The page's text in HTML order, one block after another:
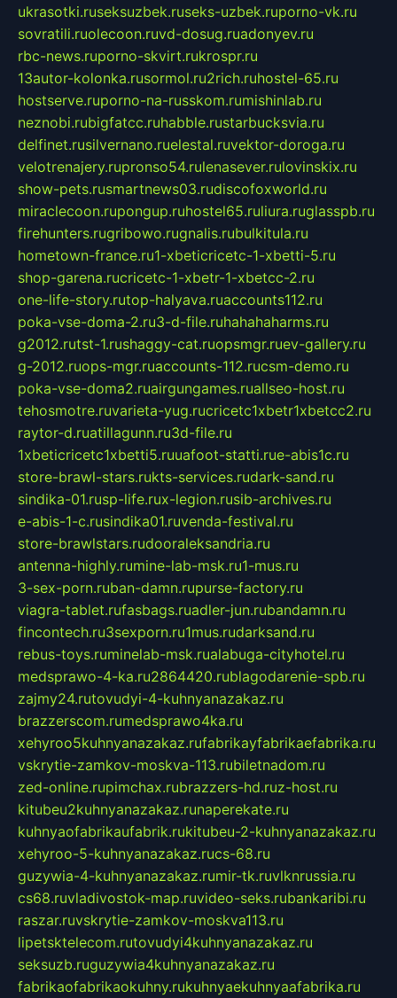
ukrasotki.ruseksuzbek.ruseks-uzbek.ruporno-vk.ru
sovratili.ruolecoon.ruvd-dosug.ruadonyev.ru
rbc-news.ruporno-skvirt.rukrospr.ru
13autor-kolonka.rusormol.ru2rich.ruhostel-65.ru
hostserve.ruporno-na-russkom.rumishinlab.ru
neznobi.rubigfatcc.ruhabble.rustarbucksvia.ru
delfinet.rusilvernano.ruelestal.ruvektor-doroga.ru
velotrenajery.rupronso54.rulenasever.rulovinskix.ru
show-pets.rusmartnews03.rudiscofoxworld.ru
miraclecoon.rupongup.ruhostel65.ruliura.ruglasspb.ru
firehunters.rugribowo.rugnalis.rubulkitula.ru
hometown-france.ru1-xbeticricetc-1-xbetti-5.ru
shop-garena.rucricetc-1-xbetr-1-xbetcc-2.ru
one-life-story.rutop-halyava.ruaccounts112.ru
poka-vse-doma-2.ru3-d-file.ruhahahaharms.ru
g2012.rutst-1.rushaggy-cat.ruopsmgr.ruev-gallery.ru
g-2012.ruops-mgr.ruaccounts-112.rucsm-demo.ru
poka-vse-doma2.ruairgungames.ruallseo-host.ru
tehosmotre.ruvarieta-yug.rucricetc1xbetr1xbetcc2.ru
raytor-d.ruatillagunn.ru3d-file.ru
1xbeticricetc1xbetti5.ruuafoot-statti.rue-abis1c.ru
store-brawl-stars.rukts-services.rudark-sand.ru
sindika-01.rusp-life.rux-legion.rusib-archives.ru
e-abis-1-c.rusindika01.ruvenda-festival.ru
store-brawlstars.rudooraleksandria.ru
antenna-highly.rumine-lab-msk.ru1-mus.ru
3-sex-porn.ruban-damn.rupurse-factory.ru
viagra-tablet.rufasbags.ruadler-jun.rubandamn.ru
fincontech.ru3sexporn.ru1mus.rudarksand.ru
rebus-toys.ruminelab-msk.rualabuga-cityhotel.ru
medsprawo-4-ka.ru2864420.rublagodarenie-spb.ru
zajmy24.rutovudyi-4-kuhnyanazakaz.ru
brazzerscom.rumedsprawo4ka.ru
xehyroo5kuhnyanazakaz.rufabrikayfabrikaefabrika.ru
vskrytie-zamkov-moskva-113.rubiletnadom.ru
zed-online.rupimchax.rubrazzers-hd.ruz-host.ru
kitubeu2kuhnyanazakaz.runaperekate.ru
kuhnyaofabrikaufabrik.rukitubeu-2-kuhnyanazakaz.ru
xehyroo-5-kuhnyanazakaz.rucs-68.ru
guzywia-4-kuhnyanazakaz.rumir-tk.ruvlknrussia.ru
cs68.ruvladivostok-map.ruvideo-seks.rubankaribi.ru
raszar.ruvskrytie-zamkov-moskva113.ru
lipetsktelecom.rutovudyi4kuhnyanazakaz.ru
seksuzb.ruguzywia4kuhnyanazakaz.ru
fabrikaofabrikaokuhny.rukuhnyaekuhnyaafabrika.ru